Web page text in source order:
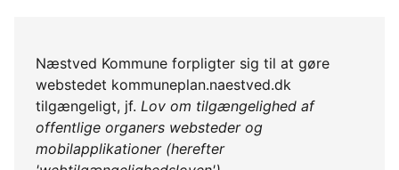
Næstved Kommune forpligter sig til at gøre
webstedet kommuneplan.naestved.dk
tilgængeligt, jf. Lov om tilgængelighed af
offentlige organers websteder og
mobilapplikationer (herefter